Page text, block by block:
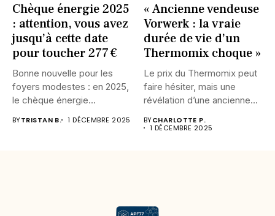
Chèque énergie 2025
: attention, vous avez
jusqu’à cette date
pour toucher 277 €
Bonne nouvelle pour les
foyers modestes : en 2025,
le chèque énergie...
BYTRISTAN B. 1 DÉCEMBRE 2025
« Ancienne vendeuse
Vorwerk : la vraie
durée de vie d’un
Thermomix choque »
Le prix du Thermomix peut
faire hésiter, mais une
révélation d’une ancienne...
BYCHARLOTTE P.
1 DÉCEMBRE 2025